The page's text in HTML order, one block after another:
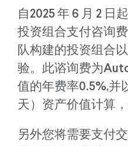
自2025 年 6 月 2 日
投资组合支付咨询
队构建的投资组合
验。此谘询费为
值的年费率0.5%,并
天）资产价值计算
另外您将需要支付